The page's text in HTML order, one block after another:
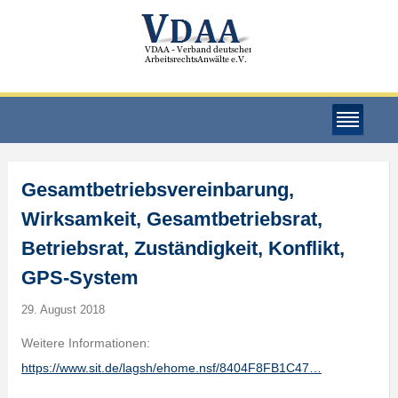
Gesamtbetriebsvereinbarung,
Wirksamkeit, Gesamtbetriebsrat,
Betriebsrat, Zuständigkeit, Konflikt,
GPS-System
29. August 2018
Weitere Informationen:
https://www.sit.de/lagsh/ehome.nsf/8404F8FB1C47…